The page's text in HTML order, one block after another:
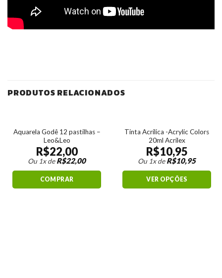
PRODUTOS RELACIONADOS
Aquarela Godê 12 pastilhas –
Leo&Leo
R$22,00
Ou 1x deR$22,00
COMPRAR
Tinta Acrílica -Acrylic Colors
20ml Acrilex
R$10,95
Ou 1x deR$10,95
VER OPÇÕES